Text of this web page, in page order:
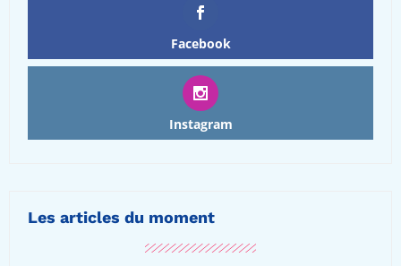
Facebook
Instagram
Les articles du moment